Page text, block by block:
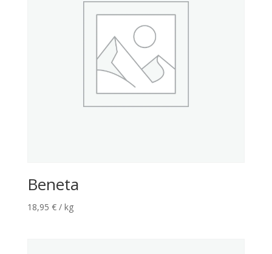
Beneta
18,95 € / kg